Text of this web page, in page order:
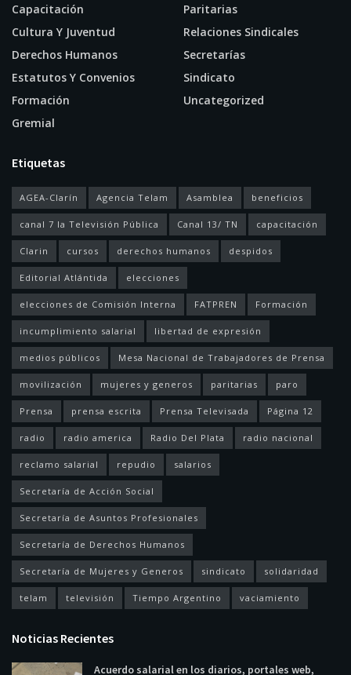
Capacitación
Cultura Y Juventud
Derechos Humanos
Estatutos Y Convenios
Formación
Gremial
Paritarias
Relaciones Sindicales
Secretarías
Sindicato
Uncategorized
Etiquetas
AGEA-Clarín Agencia Telam Asamblea beneficios
canal 7 la Televisión Pública Canal 13/ TN capacitación
Clarin cursos derechos humanos despidos
Editorial Atlántida elecciones
elecciones de Comisión Interna FATPREN Formación
incumplimiento salarial libertad de expresión
medios públicos Mesa Nacional de Trabajadores de Prensa
movilización mujeres y generos paritarias paro
Prensa prensa escrita Prensa Televisada Página 12
radio radio america Radio Del Plata radio nacional
reclamo salarial repudio salarios
Secretaría de Acción Social
Secretaría de Asuntos Profesionales
Secretaría de Derechos Humanos
Secretaría de Mujeres y Generos sindicato solidaridad
telam televisión Tiempo Argentino vaciamiento
Noticias Recientes
Acuerdo salarial en los diarios, portales web,